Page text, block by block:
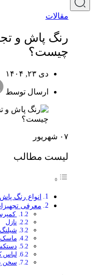
مقالات
رنگ پاش و
چیست؟
دی ۲۳, ۱۴۰۴
ارسال توسط
۰۷ شهریور
لیست مطالب
انواع رنگ پاش
معرفی
نازل
شیلنگ
ماسک
لباس
سخن